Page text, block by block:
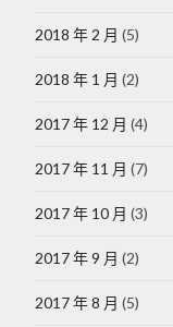
2018 年 2 月 (5)
2018 年 1 月 (2)
2017 年 12 月 (4)
2017 年 11 月 (7)
2017 年 10 月 (3)
2017 年 9 月 (2)
2017 年 8 月 (5)